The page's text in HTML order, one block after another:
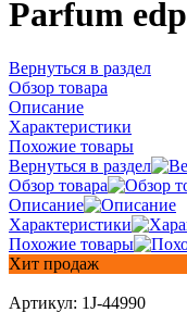
Parfum edp
Вернуться в раздел
Обзор товара
Описание
Характеристики
Похожие товары
Вернуться в раздел
Обзор товара
Описание
Характеристики
Похожие товары
Хит продаж
Артикул: 1J-44990